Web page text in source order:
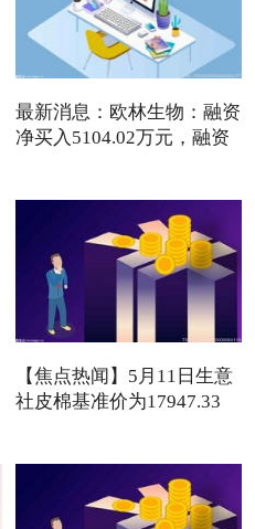
最新消息：欧林生物：融资
净买入5104.02万元，融资
【焦点热闻】5月11日生意
社皮棉基准价为17947.33